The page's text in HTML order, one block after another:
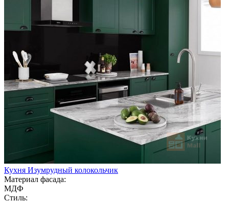
Кухня Изумрудный колокольчик
Материал фасада:
МДФ
Стиль: